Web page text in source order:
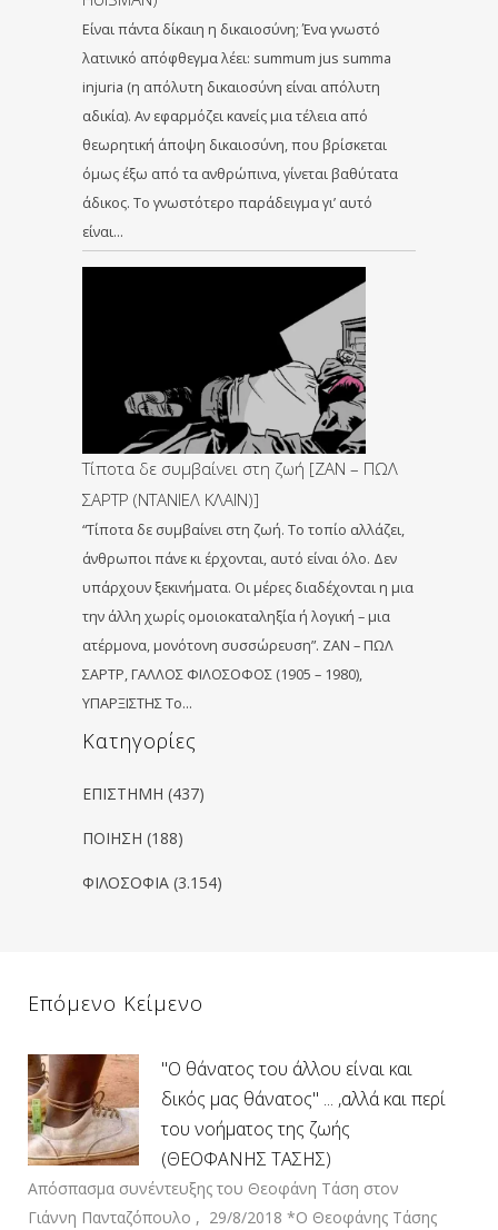
Είναι πάντα δίκαιη η δικαιοσύνη; Ένα γνωστό
λατινικό απόφθεγμα λέει: summum jus summa
injuria (η απόλυτη δικαιοσύνη είναι απόλυτη
αδικία). Αν εφαρμόζει κανείς μια τέλεια από
θεωρητική άποψη δικαιοσύνη, που βρίσκεται
όμως έξω από τα ανθρώπινα, γίνεται βαθύτατα
άδικος. Το γνωστότερο παράδειγμα γι’ αυτό
είναι…
Τίποτα δε συμβαίνει στη ζωή [ΖΑΝ – ΠΩΛ
ΣΑΡΤΡ (ΝΤΑΝΙΕΛ ΚΛΑΪΝ)]
“Τίποτα δε συμβαίνει στη ζωή. Το τοπίο αλλάζει,
άνθρωποι πάνε κι έρχονται, αυτό είναι όλο. Δεν
υπάρχουν ξεκινήματα. Οι μέρες διαδέχονται η μια
την άλλη χωρίς ομοιοκαταληξία ή λογική – μια
ατέρμονα, μονότονη συσσώρευση”. ΖΑΝ – ΠΩΛ
ΣΑΡΤΡ, ΓΑΛΛΟΣ ΦΙΛΟΣΟΦΟΣ (1905 – 1980),
ΥΠΑΡΞΙΣΤΗΣ Το…
Kατηγορίες
ΕΠΙΣΤΗΜΗ (437)
ΠΟΙΗΣΗ (188)
ΦΙΛΟΣΟΦΙΑ (3.154)
Επόμενο Κείμενο
"Ο θάνατος του άλλου είναι και
δικός μας θάνατος" ... ,αλλά και περί
του νοήματος της ζωής
(ΘΕΟΦΑΝΗΣ ΤΑΣΗΣ)
Απόσπασμα συνέντευξης του Θεοφάνη Τάση στον
Γιάννη Πανταζόπουλο , 29/8/2018 *Ο Θεοφάνης Τάσης